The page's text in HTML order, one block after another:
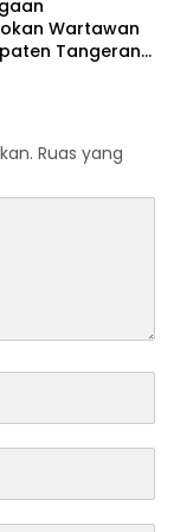
Wartawan
Tangerang
Ruas yang